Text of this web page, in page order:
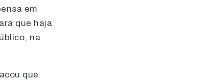
em
que haja
na
que